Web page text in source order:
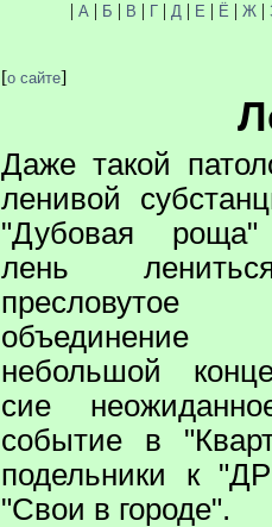
| А | Б | В | Г| Д | Е | Ё | Ж|
[о сайте]
Даже такой
ленивой
"Дубовая роща"
лень
пресловутое
небольшой
сие
событие в
подельники к
"Свои в городе".